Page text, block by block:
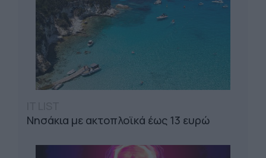
Νησάκια με ακτοπλοϊκά έως 13 ευρώ